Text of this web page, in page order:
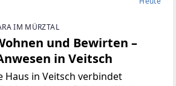
IM MÜRZTAL
und Bewirten –
in Veitsch
Haus in Veitsch verbindet